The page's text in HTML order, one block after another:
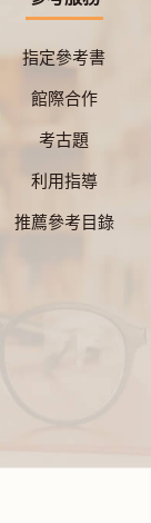
指定參考書
館際合作
考古題
利用指導
推薦參考目錄